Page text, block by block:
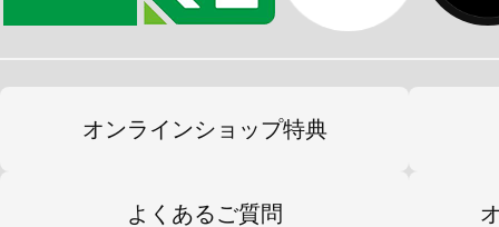
オンラインショップ特典
よくあるご質問